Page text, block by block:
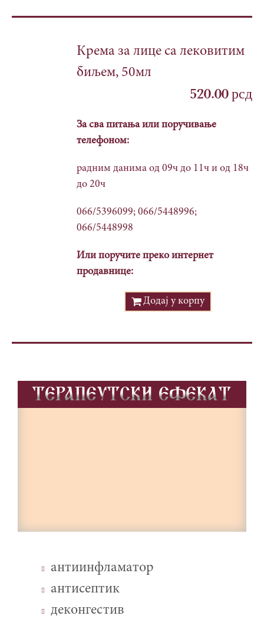
Крема за лице са лековитим
биљем, 50мл
520.00рсд
За сва питања или поручивање
телефоном:
радним данима од 09ч до 11ч и од 18ч
до 20ч
066/5396099; 066/5448996;
066/5448998
Или поручите преко интернет
продавнице:
Додај у корпу
TERAPEUTSKI EFEKAT
антиинфламатор
антисептик
деконгестив